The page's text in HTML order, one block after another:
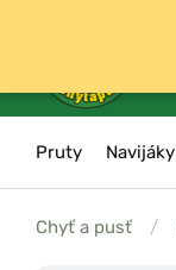
Pruty Navijáky
Chyť a pusť /